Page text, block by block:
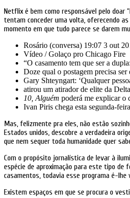
Netflix é bem como responsável pelo
tentam conceder uma volta, oferecendo
momento em que tudo parece se darem
Rosário (conversa) 19:07 3 out
Vídeo / Golaço pro Chicago Fire
“O casamento tem que ser a
Doze qual o postagem precisa
Gary Shteyngart: ‘Qualquer
atirou um atirador de elite da
10, Alguém poderá me explicar o
Ivan Piris chega esta segunda-
Mas, felizmente pra eles, não estão
Estados unidos, descobre a verdadeira
que nem sequer toda humanidade quer
Com o propósito jornalística de levar à
espécie de aproximação para este tipo de
casamentos, todavia esse programa é-
Existem espaços em que se procura o